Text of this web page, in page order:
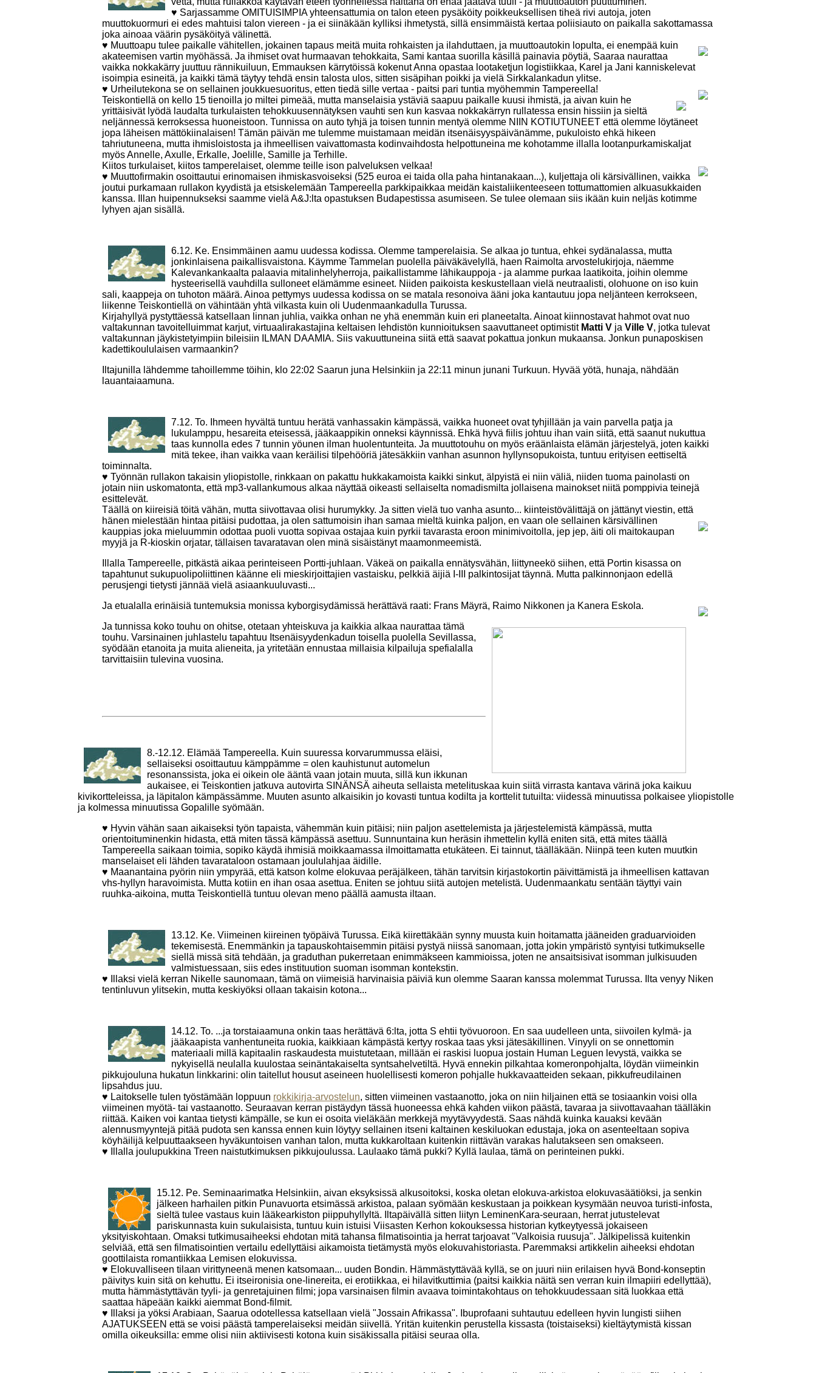
♥ Sarjassamme OMITUISIMPIA yhteensattumia on talon eteen pysäköity poikkeuksellisen tiheä rivi autoja, joten
muuttokuormuri ei edes mahtuisi talon viereen - ja ei siinäkään kylliksi ihmetystä, sillä ensimmäistä kertaa poliisiauto on paikalla sakottamassa
joka ainoaa väärin pysäköityä välinettä.
♥ Muuttoapu tulee paikalle vähitellen, jokainen tapaus meitä muita rohkaisten ja ilahduttaen, ja muuttoautokin lopulta, ei enempää kuin
akateemisen vartin myöhässä. Ja ihmiset ovat hurmaavan tehokkaita, Sami kantaa suorilla käsillä painavia pöytiä, Saaraa naurattaa
vaikka nokkakärry juuttuu rännikuiluun, Emmauksen kärrytöissä kokenut Anna opastaa lootaketjun logistiikkaa, Karel ja Jani kanniskelevat
isoimpia esineitä, ja kaikki tämä täytyy tehdä ensin talosta ulos, sitten sisäpihan poikki ja vielä Sirkkalankadun ylitse.
♥ Urheilutekona se on sellainen joukkuesuoritus, etten tiedä sille vertaa - paitsi pari tuntia myöhemmin Tampereella!
Teiskontiellä on kello 15 tienoilla jo miltei pimeää, mutta manselaisia ystäviä saapuu paikalle kuusi ihmistä, ja aivan kuin he
yrittäisivät lyödä laudalta turkulaisten tehokkuusennätyksen vauhti sen kun kasvaa nokkakärryn rullatessa ensin hissiin ja sieltä
neljännessä kerroksessa huoneistoon. Tunnissa on auto tyhjä ja toisen tunnin mentyä olemme NIIN KOTIUTUNEET että olemme löytäneet
jopa läheisen mättökiinalaisen! Tämän päivän me tulemme muistamaan meidän itsenäisyyspäivänämme, pukuloisto ehkä hikeen
tahriutuneena, mutta ihmisloistosta ja ihmeellisen vaivattomasta kodinvaihdosta helpottuneina me kohotamme illalla lootanpurkamiskaljat
myös Annelle, Axulle, Erkalle, Joelille, Samille ja Terhille.
Kiitos turkulaiset, kiitos tamperelaiset, olemme teille ison palveluksen velkaa!
♥ Muuttofirmakin osoittautui erinomaisen ihmiskasvoiseksi (525 euroa ei taida olla paha hintanakaan...), kuljettaja oli kärsivällinen, vaikka
joutui purkamaan rullakon kyydistä ja etsiskelemään Tampereella parkkipaikkaa meidän kaistaliikenteeseen tottumattomien alkuasukkaiden
kanssa. Illan huipennukseksi saamme vielä A&J:lta opastuksen Budapestissa asumiseen. Se tulee olemaan siis ikään kuin neljäs kotimme
lyhyen ajan sisällä.
6.12. Ke. Ensimmäinen aamu uudessa kodissa. Olemme tamperelaisia. Se alkaa jo tuntua, ehkei sydänalassa, mutta
jonkinlaisena paikallisvaistona. Käymme Tammelan puolella päiväkävelyllä, haen Raimolta arvostelukirjoja, näemme
Kalevankankaalta palaavia mitalinhelyherroja, paikallistamme lähikauppoja - ja alamme purkaa laatikoita, joihin olemme
hysteerisellä vauhdilla sulloneet elämämme esineet. Niiden paikoista keskustellaan vielä neutraalisti, olohuone on iso kuin
sali, kaappeja on tuhoton määrä. Ainoa pettymys uudessa kodissa on se matala resonoiva ääni joka kantautuu jopa neljänteen kerrokseen,
liikenne Teiskontiellä on vähintään yhtä vilkasta kuin oli Uudenmaankadulla Turussa.
Kirjahyllyä pystyttäessä katsellaan linnan juhlia, vaikka onhan ne yhä enemmän kuin eri planeetalta. Ainoat kiinnostavat hahmot ovat nuo
valtakunnan tavoitelluimmat karjut, virtuaalirakastajina keltaisen lehdistön kunnioituksen saavuttaneet optimistit Matti V ja Ville V, jotka tulevat
valtakunnan jäykistetyimpiin bileisiin ILMAN DAAMIA. Siis vakuuttuneina siitä että saavat pokattua jonkun mukaansa. Jonkun punaposkisen
kadettikoululaisen varmaankin?
Iltajunilla lähdemme tahoillemme töihin, klo 22:02 Saarun juna Helsinkiin ja 22:11 minun junani Turkuun. Hyvää yötä, hunaja, nähdään
lauantaiaamuna.
7.12. To. Ihmeen hyvältä tuntuu herätä vanhassakin kämpässä, vaikka huoneet ovat tyhjillään ja vain parvella patja ja
lukulamppu, hesareita eteisessä, jääkaappikin onneksi käynnissä. Ehkä hyvä fiilis johtuu ihan vain siitä, että saanut nukuttua
taas kunnolla edes 7 tunnin yöunen ilman huolentunteita. Ja muuttotouhu on myös eräänlaista elämän järjestelyä, joten kaikki
mitä tekee, ihan vaikka vaan keräilisi tilpehööriä jätesäkkiin vanhan asunnon hyllynsopukoista, tuntuu erityisen eettiseltä
toiminnalta.
♥ Työnnän rullakon takaisin yliopistolle, rinkkaan on pakattu hukkakamoista kaikki sinkut, älpyistä ei niin väliä, niiden tuoma painolasti on
jotain niin uskomatonta, että mp3-vallankumous alkaa näyttää oikeasti sellaiselta nomadismilta jollaisena mainokset niitä pomppivia teinejä
esittelevät.
Täällä on kiireisiä töitä vähän, mutta siivottavaa olisi hurumykky. Ja sitten vielä tuo vanha asunto... kiinteistövälittäjä on jättänyt viestin, että
hänen mielestään hintaa pitäisi pudottaa, ja olen sattumoisin ihan samaa mieltä kuinka paljon, en vaan ole sellainen kärsivällinen
kauppias joka mieluummin odottaa puoli vuotta sopivaa ostajaa kuin pyrkii tavarasta eroon minimivoitolla, jep jep, äiti oli maitokaupan
myyjä ja R-kioskin orjatar, tällaisen tavaratavan olen minä sisäistänyt maamonmeemistä.
Illalla Tampereelle, pitkästä aikaa perinteiseen Portti-juhlaan. Väkeä on paikalla ennätysvähän, liittyneekö siihen, että Portin kisassa on
tapahtunut sukupuolipoliittinen käänne eli mieskirjoittajien vastaisku, pelkkiä äijiä I-III palkintosijat täynnä. Mutta palkinnonjaon edellä
perusjengi tietysti jännää vielä asiaankuuluvasti...
Ja etualalla erinäisiä tuntemuksia monissa kyborgisydämissä herättävä raati: Frans Mäyrä, Raimo Nikkonen ja Kanera Eskola.
Ja tunnissa koko touhu on ohitse, otetaan yhteiskuva ja kaikkia alkaa naurattaa tämä
touhu. Varsinainen juhlastelu tapahtuu Itsenäisyydenkadun toisella puolella Sevillassa,
syödään etanoita ja muita alieneita, ja yritetään ennustaa millaisia kilpailuja spefialalla
tarvittaisiin tulevina vuosina.
8.-12.12. Elämää Tampereella. Kuin suuressa korvarummussa eläisi,
sellaiseksi osoittautuu kämppämme = olen kauhistunut automelun
resonanssista, joka ei oikein ole ääntä vaan jotain muuta, sillä kun ikkunan
aukaisee, ei Teiskontien jatkuva autovirta SINÄNSÄ aiheuta sellaista metelituskaa kuin siitä virrasta kantava värinä joka kaikuu
kivikortteleissa, ja läpitalon kämpässämme. Muuten asunto alkaisikin jo kovasti tuntua kodilta ja korttelit tutuilta: viidessä minuutissa polkaisee yliopistolle
ja kolmessa minuutissa Gopalille syömään.
♥ Hyvin vähän saan aikaiseksi työn tapaista, vähemmän kuin pitäisi; niin paljon asettelemista ja järjestelemistä kämpässä, mutta
orientoituminenkin hidasta, että miten tässä kämpässä asettuu. Sunnuntaina kun heräsin ihmettelin kyllä eniten sitä, että mites täällä
Tampereella saikaan toimia, sopiko käydä ihmisiä moikkaamassa ilmoittamatta etukäteen. Ei tainnut, täälläkään. Niinpä teen kuten muutkin
manselaiset eli lähden tavarataloon ostamaan joululahjaa äidille.
♥ Maanantaina pyörin niin ympyrää, että katson kolme elokuvaa peräjälkeen, tähän tarvitsin kirjastokortin päivittämistä ja ihmeellisen kattavan
vhs-hyllyn haravoimista. Mutta kotiin en ihan osaa asettua. Eniten se johtuu siitä autojen metelistä. Uudenmaankatu sentään täyttyi vain
ruuhka-aikoina, mutta Teiskontiellä tuntuu olevan meno päällä aamusta iltaan.
13.12. Ke. Viimeinen kiireinen työpäivä Turussa. Eikä kiirettäkään synny muusta kuin hoitamatta jääneiden graduarvioiden
tekemisestä. Enemmänkin ja tapauskohtaisemmin pitäisi pystyä niissä sanomaan, jotta jokin ympäristö syntyisi tutkimukselle
siellä missä sitä tehdään, ja graduthan pukerretaan enimmäkseen kammioissa, joten ne ansaitsisivat isomman julkisuuden
valmistuessaan, siis edes instituution suoman isomman kontekstin.
♥ Illaksi vielä kerran Nikelle saunomaan, tämä on viimeisiä harvinaisia päiviä kun olemme Saaran kanssa molemmat Turussa. Ilta venyy Niken
tentinluvun ylitsekin, mutta keskiyöksi ollaan takaisin kotona...
14.12. To. ...ja torstaiaamuna onkin taas herättävä 6:lta, jotta S ehtii työvuoroon. En saa uudelleen unta, siivoilen kylmä- ja
jääkaapista vanhentuneita ruokia, kaikkiaan kämpästä kertyy roskaa taas yksi jätesäkillinen. Vinyyli on se onnettomin
materiaali millä kapitaalin raskaudesta muistutetaan, millään ei raskisi luopua jostain Human Leguen levystä, vaikka se
nykyisellä neulalla kuulostaa seinäntakaiselta syntsahelvetiltä. Hyvä ennekin pilkahtaa komeronpohjalta, löydän viimeinkin
pikkujouluna hukatun linkkarini: olin taitellut housut aseineen huolellisesti komeron pohjalle hukkavaatteiden sekaan, pikkufreudilainen
lipsahdus juu.
♥ Laitokselle tulen työstämään loppuun rokkikirja-arvostelun, sitten viimeinen vastaanotto, joka on niin hiljainen että se tosiaankin voisi olla
viimeinen myötä- tai vastaanotto. Seuraavan kerran pistäydyn tässä huoneessa ehkä kahden viikon päästä, tavaraa ja siivottavaahan täälläkin
riittää. Kaiken voi kantaa tietysti kämpälle, se kun ei osoita vieläkään merkkejä myytävyydestä. Saas nähdä kuinka kauaksi kevään
alennusmyyntejä pitää pudota sen kanssa ennen kuin löytyy sellainen itseni kaltainen keskiluokan edustaja, joka on asenteeltaan sopiva
köyhäilijä kelpuuttaakseen hyväkuntoisen vanhan talon, mutta kukkaroltaan kuitenkin riittävän varakas halutakseen sen omakseen.
♥ Illalla joulupukkina Treen naistutkimuksen pikkujoulussa. Laulaako tämä pukki? Kyllä laulaa, tämä on perinteinen pukki.
15.12. Pe. Seminaarimatka Helsinkiin, aivan eksyksissä alkusoitoksi, koska oletan elokuva-arkistoa elokuvasäätiöksi, ja senkin
jälkeen harhailen pitkin Punavuorta etsimässä arkistoa, palaan syömään keskustaan ja poikkean kysymään neuvoa turisti-infosta,
sieltä tulee vastaus kuin lääkearkiston piippuhyllyltä. Iltapäivällä sitten liityn LeminenKara-seuraan, herrat jutustelevat
pariskunnasta kuin sukulaisista, tuntuu kuin istuisi Viisasten Kerhon kokouksessa historian kytkeytyessä jokaiseen
yksityiskohtaan. Omaksi tutkimusaiheeksi ehdotan mitä tahansa filmatisointia ja herrat tarjoavat "Valkoisia ruusuja". Jälkipelissä kuitenkin
selviää, että sen filmatisointien vertailu edellyttäisi aikamoista tietämystä myös elokuvahistoriasta. Paremmaksi artikkelin aiheeksi ehdotan
goottilaista romantiikkaa Lemisen elokuvissa.
♥ Elokuvalliseen tilaan virittyneenä menen katsomaan... uuden Bondin. Hämmästyttävää kyllä, se on juuri niin erilaisen hyvä Bond-konseptin
päivitys kuin sitä on kehuttu. Ei itseironisia one-linereita, ei erotiikkaa, ei hilavitkuttimia (paitsi kaikkia näitä sen verran kuin ilmapiiri edellyttää),
mutta hämmästyttävän tyyli- ja genretajuinen filmi; jopa varsinaisen filmin avaava toimintakohtaus on tehokkuudessaan sitä luokkaa että
saattaa häpeään kaikki aiemmat Bond-filmit.
♥ Illaksi ja yöksi Arabiaan, Saarua odotellessa katsellaan vielä "Jossain Afrikassa". Ibuprofaani suhtautuu edelleen hyvin lungisti siihen
AJATUKSEEN että se voisi päästä tamperelaiseksi meidän siivellä. Yritän kuitenkin perustella kissasta (toistaiseksi) kieltäytymistä kissan
omilla oikeuksilla: emme olisi niin aktiivisesti kotona kuin sisäkissalla pitäisi seuraa olla.